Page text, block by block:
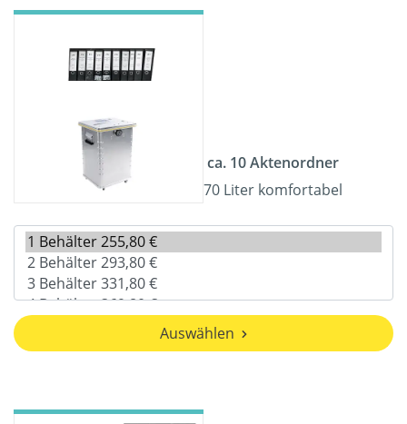
ca. 10 Aktenordner
70 Liter komfortabel
Auswählen